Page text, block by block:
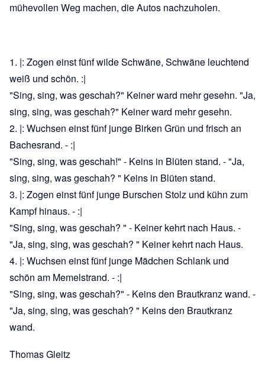
mühevollen Weg machen, die Autos nachzuholen.
1. |: Zogen einst fünf wilde Schwäne, Schwäne leuchtend
weiß und schön. :|
"Sing, sing, was geschah?" Keiner ward mehr gesehn. "Ja,
sing, sing, was geschah?" Keiner ward mehr gesehn.
2. |: Wuchsen einst fünf junge Birken Grün und frisch an
Bachesrand. - :|
"Sing, sing, was geschah!" - Keins in Blüten stand. - "Ja,
sing, sing, was geschah? " Keins in Blüten stand.
3. |: Zogen einst fünf junge Burschen Stolz und kühn zum
Kampf hinaus. - :|
"Sing, sing, was geschah? " - Keiner kehrt nach Haus. -
"Ja, sing, sing, was geschah? " Keiner kehrt nach Haus.
4. |: Wuchsen einst fünf junge Mädchen Schlank und
schön am Memelstrand. - :|
"Sing, sing, was geschah?" - Keins den Brautkranz wand. -
"Ja, sing, sing, was geschah? " Keins den Brautkranz
wand.
Thomas Gleitz